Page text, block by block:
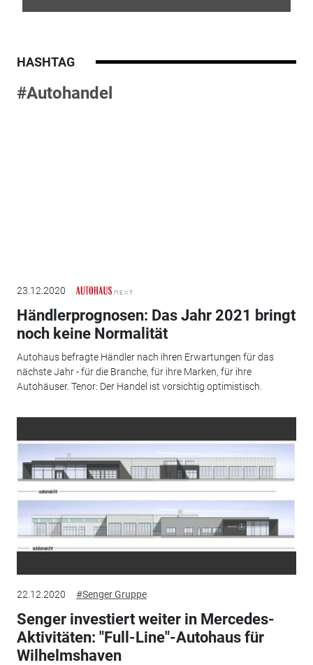
HASHTAG
#Autohandel
23.12.2020
Händlerprognosen: Das Jahr 2021 bringt
noch keine Normalität
Autohaus befragte Händler nach ihren Erwartungen für das
nächste Jahr - für die Branche, für ihre Marken, für ihre
Autohäuser. Tenor: Der Handel ist vorsichtig optimistisch.
22.12.2020 #Senger Gruppe
Senger investiert weiter in Mercedes-
Aktivitäten: "Full-Line"-Autohaus für
Wilhelmshaven